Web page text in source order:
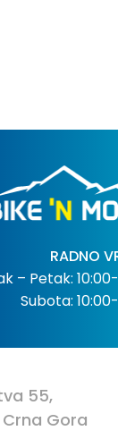
RADNO
– Petak:
Subota:
55,
Gora